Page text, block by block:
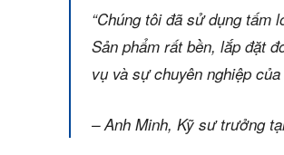
“Chúng tôi đã sử dụng tấm
Sản phẩm rất bền, lắp đặt
vụ và sự chuyên nghiệp
– Anh Minh, Kỹ sư trưởng